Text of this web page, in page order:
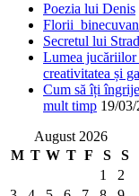
Poezia lui Denis
Florii
Secretul lui
Lumea jucăriilor
creativitatea și
Cum să îți
mult timp 19/
August 2026
M T W T F S
S
1
2